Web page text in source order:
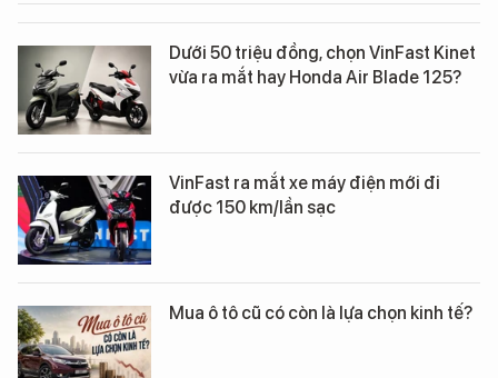
Dưới 50 triệu đồng, chọn VinFast Kinet
vừa ra mắt hay Honda Air Blade 125?
VinFast ra mắt xe máy điện mới đi
được 150 km/lần sạc
Mua ô tô cũ có còn là lựa chọn kinh tế?